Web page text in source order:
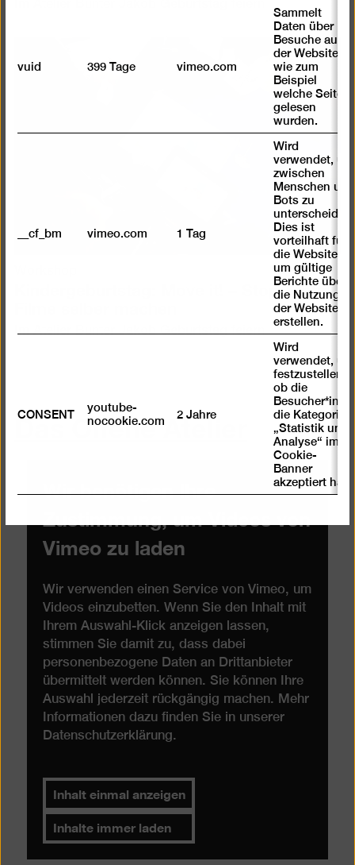
Kindergeburtstag: Move it! – Stop-Motion
Das Offene Atelier
Wir benötigen Ihre
Zustimmung, um Videos von
Vimeo zu laden
Wir verwenden einen Service von Vimeo, um
Videos einzubetten. Wenn Sie den Inhalt mit
Ihrem Auswahl-Klick anzeigen lassen,
stimmen Sie damit zu, dass dabei
personenbezogene Daten an Drittanbieter
übermittelt werden können. Sie können Ihre
Auswahl jederzeit rückgängig machen. Mehr
Informationen dazu finden Sie in unserer
Datenschutzerklärung.
Inhalt einmal anzeigen
Inhalte immer laden
vuid 399 Tage vimeo.com
Sammelt
Daten über
Besuche auf
der Website,
wie zum
Beispiel
welche Seiten
gelesen
wurden.
__cf_bm vimeo.com 1 Tag
Wird
verwendet, um
zwischen
Menschen und
Bots zu
unterscheiden.
Dies ist
vorteilhaft für
die Website,
um gültige
Berichte über
die Nutzung
der Website zu
erstellen.
CONSENT
youtube-
nocookie.com
2 Jahre
Wird
verwendet, um
festzustellen ,
ob die
Besucher*in
die Kategorie
„Statistik und
Analyse“ im
Cookie-
Banner
akzeptiert hat